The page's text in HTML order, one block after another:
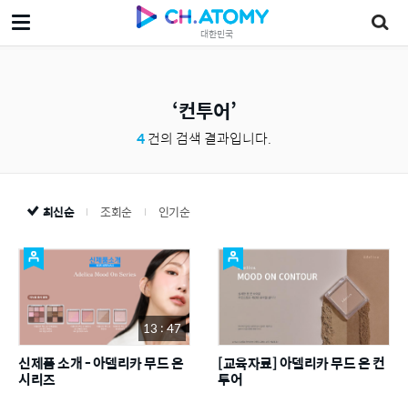
대한민국
컨투어
4건의 검색 결과입니다.
최신순 조회순 인기순
13 : 47
신제품 소개 - 아델리카 무드 온
시리즈
[교육자료] 아델리카 무드 온 컨
투어